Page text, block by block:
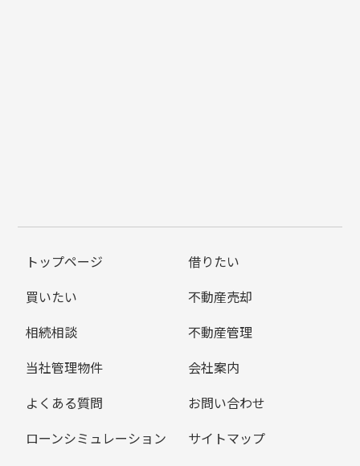
トップページ
借りたい
買いたい
不動産売却
相続相談
不動産管理
当社管理物件
会社案内
よくある質問
お問い合わせ
ローンシミュレーション
サイトマップ